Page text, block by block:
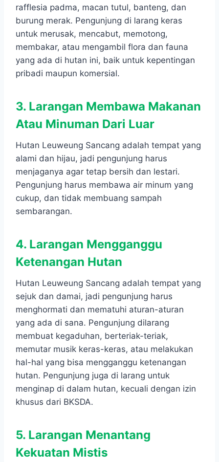
rafflesia padma, macan tutul, banteng, dan
burung merak. Pengunjung di larang keras
untuk merusak, mencabut, memotong,
membakar, atau mengambil flora dan fauna
yang ada di hutan ini, baik untuk kepentingan
pribadi maupun komersial.
3. Larangan Membawa Makanan
Atau Minuman Dari Luar
Hutan Leuweung Sancang adalah tempat yang
alami dan hijau, jadi pengunjung harus
menjaganya agar tetap bersih dan lestari.
Pengunjung harus membawa air minum yang
cukup, dan tidak membuang sampah
sembarangan.
4. Larangan Mengganggu
Ketenangan Hutan
Hutan Leuweung Sancang adalah tempat yang
sejuk dan damai, jadi pengunjung harus
menghormati dan mematuhi aturan-aturan
yang ada di sana. Pengunjung dilarang
membuat kegaduhan, berteriak-teriak,
memutar musik keras-keras, atau melakukan
hal-hal yang bisa mengganggu ketenangan
hutan. Pengunjung juga di larang untuk
menginap di dalam hutan, kecuali dengan izin
khusus dari BKSDA.
5. Larangan Menantang
Kekuatan Mistis